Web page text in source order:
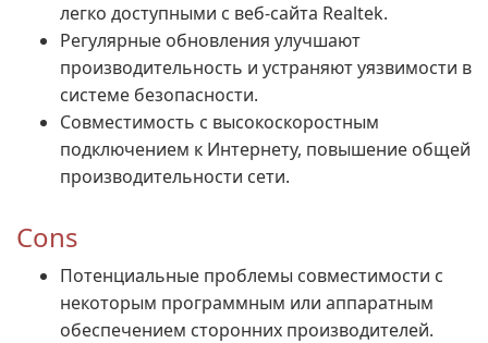
легко доступными с веб-сайта Realtek.
Регулярные обновления улучшают
производительность и устраняют уязвимости в
системе безопасности.
Совместимость с высокоскоростным
подключением к Интернету, повышение общей
производительности сети.
Cons
Потенциальные проблемы совместимости с
некоторым программным или аппаратным
обеспечением сторонних производителей.